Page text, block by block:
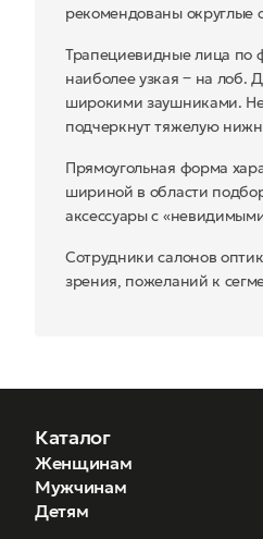
рекомендованы округлые
Трапециевидные лица по
наиболее узкая ‒ на лоб.
широкими заушниками. Не
подчеркнут тяжелую
Прямоугольная форма
шириной в области
аксессуары с
Сотрудники салонов
зрения, пожеланий к
Каталог
Женщинам
Мужчинам
Детям